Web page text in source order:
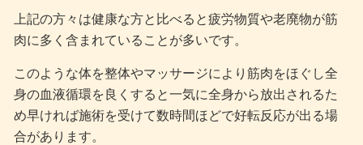
上記の方々は健康な方と比べると疲労物質や老廃物が筋
肉に多く含まれていることが多いです。
このような体を整体やマッサージにより筋肉をほぐし全
身の血液循環を良くすると一気に全身から放出されるた
め早ければ施術を受けて数時間ほどで好転反応が出る場
合があります。